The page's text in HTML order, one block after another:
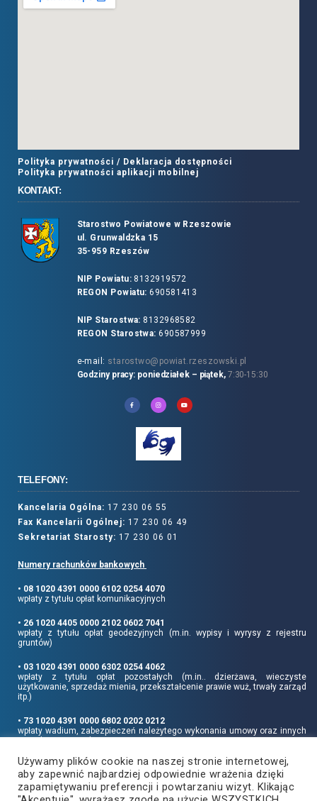
Polityka prywatności / Deklaracja dostępności
Polityka prywatności aplikacji mobilnej
KONTAKT:
Starostwo Powiatowe w Rzeszowie
ul. Grunwaldzka 15
35-959 Rzeszów
NIP Powiatu:8132919572
REGON Powiatu: 690581413
NIP Starostwa: 8132968582
REGON Starostwa: 690587999
e-mail: starostwo@powiat.rzeszowski.pl
Godziny pracy: poniedziałek – piątek, 7:30-15:30
TELEFONY:
Kancelaria Ogólna: 17 230 06 55
Fax Kancelarii Ogólnej: 17 230 06 49
Sekretariat Starosty: 17 230 06 01
Numery rachunków bankowych
• 08 1020 4391 0000 6102 0254 4070
wpłaty z tytułu opłat komunikacyjnych
• 26 1020 4405 0000 2102 0602 7041
wpłaty z tytułu opłat geodezyjnych (m.in. wypisy i wyrysy z rejestru
gruntów)
• 03 1020 4391 0000 6302 0254 4062
wpłaty z tytułu opłat pozostałych (m.in.. dzierżawa, wieczyste
użytkowanie, sprzedaż mienia, przekształcenie prawie wuż, trwały zarząd
itp.)
• 73 1020 4391 0000 6802 0202 0212
wpłaty wadium, zabezpieczeń należytego wykonania umowy oraz innych
Informujemy, że opłatę skarbową należy uiszczać na rachunek Urzędu
Miasta Rzeszowa:
• 90 1240 6960 3851 0062 0000 0423
Używamy plików cookie na naszej stronie internetowej,
aby zapewnić najbardziej odpowiednie wrażenia dzięki
zapamiętywaniu preferencji i powtarzaniu wizyt. Klikając